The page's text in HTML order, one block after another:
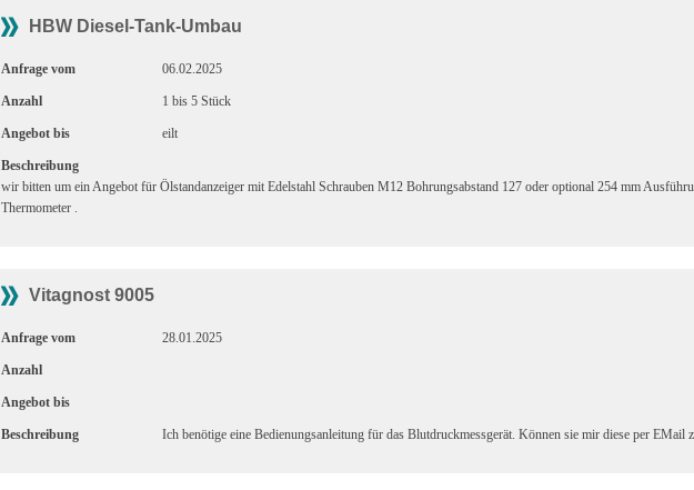
HBW Diesel-Tank-Umbau
Anfrage vom 06.02.2025
Anzahl 1 bis 5 Stück
Angebot bis eilt
Beschreibung
wir bitten um ein Angebot für Ölstandanzeiger mit Edelstahl Schrauben M12 Bohrungsabstand 127 oder optional 254 mm
Thermometer .
Vitagnost 9005
Anfrage vom 28.01.2025
Anzahl
Angebot bis
Beschreibung Ich benötige eine Bedienungsanleitung für das Blutdruckmessgerät. Können sie mir diese per EMail